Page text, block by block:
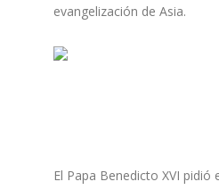
evangelización de Asia.
El Papa Benedicto XVI pidió